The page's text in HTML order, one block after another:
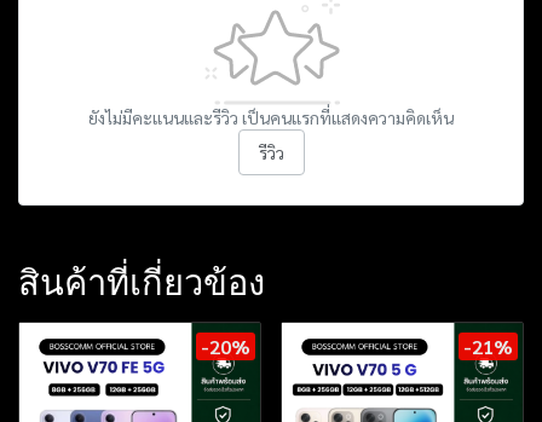
ยังไม่มีคะแนนและรีวิว เป็นคนแรกที่แสดงความคิดเห็น
รีวิว
สินค้าที่เกี่ยวข้อง
-20% -21%